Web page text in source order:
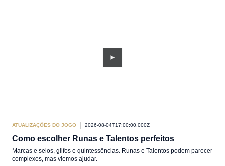
ATUALIZAÇÕES DO JOGO 2026-08-04T17:00:00.000Z
Como escolher Runas e Talentos perfeitos
Marcas e selos, glifos e quintessências. Runas e Talentos podem parecer
complexos, mas viemos ajudar.